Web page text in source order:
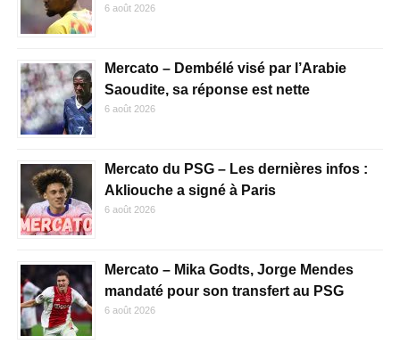
6 août 2026
Mercato – Dembélé visé par l’Arabie
Saoudite, sa réponse est nette
6 août 2026
Mercato du PSG – Les dernières infos :
Akliouche a signé à Paris
6 août 2026
Mercato – Mika Godts, Jorge Mendes
mandaté pour son transfert au PSG
6 août 2026